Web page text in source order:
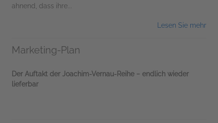
ahnend, dass ihre...
Lesen Sie mehr
Marketing-Plan
Der Auftakt der Joachim-Vernau-Reihe − endlich wieder
lieferbar